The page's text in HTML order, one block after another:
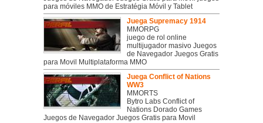
para móviles MMO de Estratégia Móvil y Tablet
Juega Supremacy 1914
MMORPG
juego de rol online
multijugador masivo Juegos
de Navegador Juegos Gratis
para Movil Multiplataforma MMO
Juega Conflict of Nations
WW3
MMORTS
Bytro Labs Conflict of
Nations Dorado Games
Juegos de Navegador Juegos Gratis para Movil